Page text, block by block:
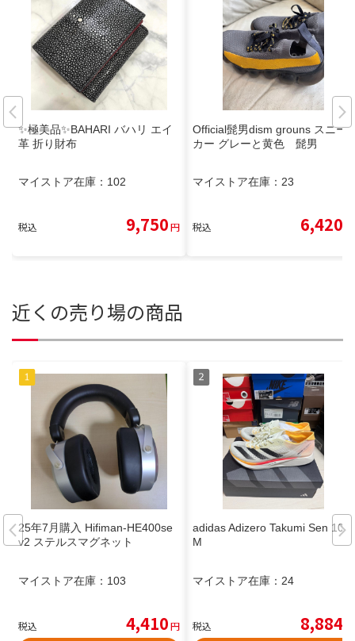
✨極美品✨BAHARI バハリ エイ
革 折り財布
マイストア在庫： 102
税込 9,750円
Official髭男dism grouns スニー
カー グレーと黄色 髭男
マイストア在庫： 23
税込 6,420
近くの売り場の商品
25年7月購入 Hifiman-HE400se
v2 ステルスマグネット
マイストア在庫： 103
税込 4,410円
adidas Adizero Takumi Sen 10
M
マイストア在庫： 24
税込 8,884